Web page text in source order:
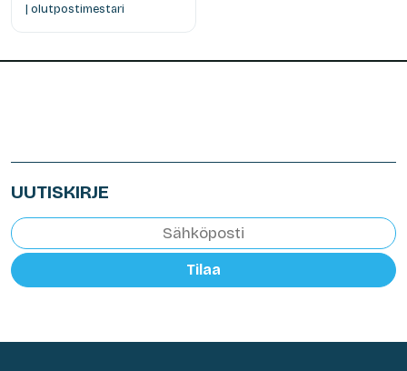
| olutpostimestari
UUTISKIRJE
Tilaa